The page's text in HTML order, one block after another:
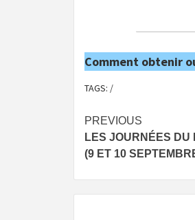
Comment obtenir
TAGS: /
Post
navigation
PREVIOUS
LES JOURNÉES DU
(9 ET 10